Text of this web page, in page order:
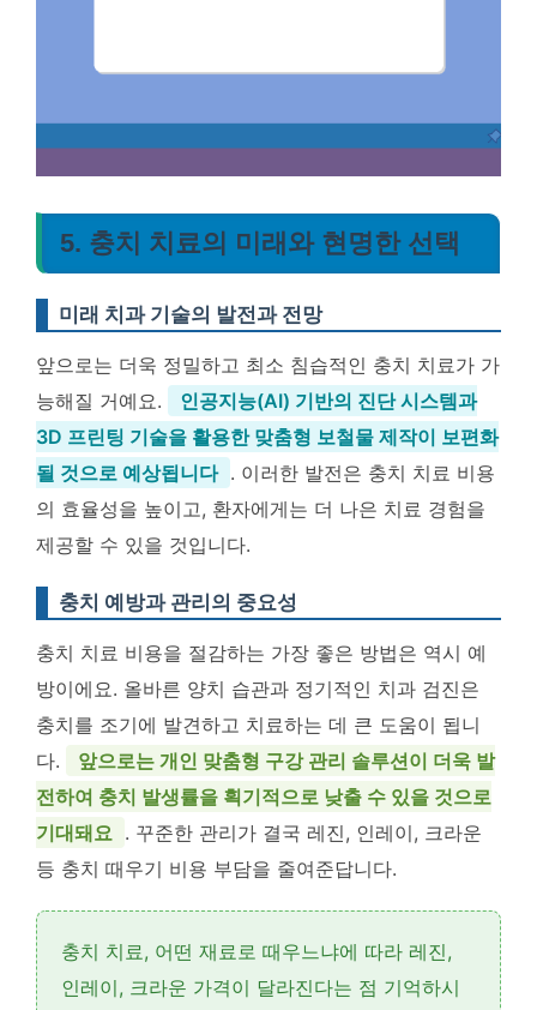
5. 충치 치료의 미래와 현명한 선택
미래 치과 기술의 발전과 전망
앞으로는 더욱 정밀하고 최소 침습적인 충치 치료가 가
능해질 거예요.
인공지능(AI) 기반의 진단 시스템과
3D 프린팅 기술을 활용한 맞춤형 보철물 제작이 보편화
될 것으로 예상됩니다 . 이러한 발전은 충치 치료 비용
의 효율성을 높이고, 환자에게는 더 나은 치료 경험을
제공할 수 있을 것입니다.
충치 예방과 관리의 중요성
충치 치료 비용을 절감하는 가장 좋은 방법은 역시 예
방이에요. 올바른 양치 습관과 정기적인 치과 검진은
충치를 조기에 발견하고 치료하는 데 큰 도움이 됩니
다.
앞으로는 개인 맞춤형 구강 관리 솔루션이 더욱 발
전하여 충치 발생률을 획기적으로 낮출 수 있을 것으로
기대돼요 . 꾸준한 관리가 결국 레진, 인레이, 크라운
등 충치 때우기 비용 부담을 줄여준답니다.
충치 치료, 어떤 재료로 때우느냐에 따라 레진,
인레이, 크라운 가격이 달라진다는 점 기억하시